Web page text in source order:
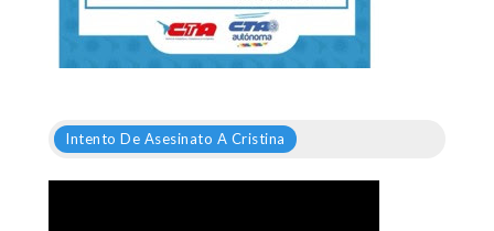
Intento De Asesinato A Cristina